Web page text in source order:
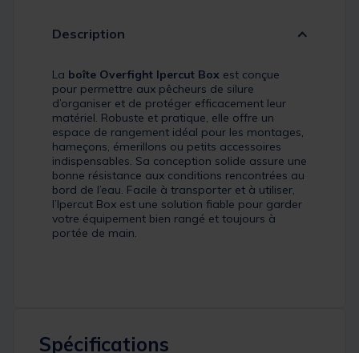
Description
La boîte Overfight Ipercut Box est conçue
pour permettre aux pêcheurs de silure
d’organiser et de protéger efficacement leur
matériel. Robuste et pratique, elle offre un
espace de rangement idéal pour les montages,
hameçons, émerillons ou petits accessoires
indispensables. Sa conception solide assure une
bonne résistance aux conditions rencontrées au
bord de l’eau. Facile à transporter et à utiliser,
l’Ipercut Box est une solution fiable pour garder
votre équipement bien rangé et toujours à
portée de main.
Spécifications